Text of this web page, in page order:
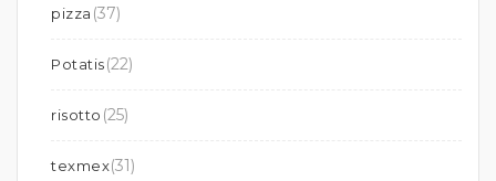
pizza (37)
Potatis(22)
risotto (25)
texmex(31)